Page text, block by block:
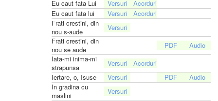
Eu caut fata Lui
Eu caut fata lui
Frati crestini, din
nou s-aude
Frati crestini, din
nou se aude
Iata-mi inima-mi
strapunsa
Iertare, o, Isuse
In gradina cu
maslini